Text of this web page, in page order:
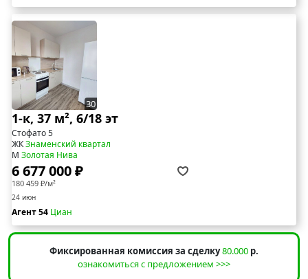
30
1-к, 37 м², 6/18 эт
Стофато 5
ЖКЗнаменский квартал
М Золотая Нива
6 677 000 ₽
180 459 ₽/м²
24 июн
Агент 54 Циан
Фиксированная комиссия за сделку80.000 р.
ознакомиться с предложением >>>